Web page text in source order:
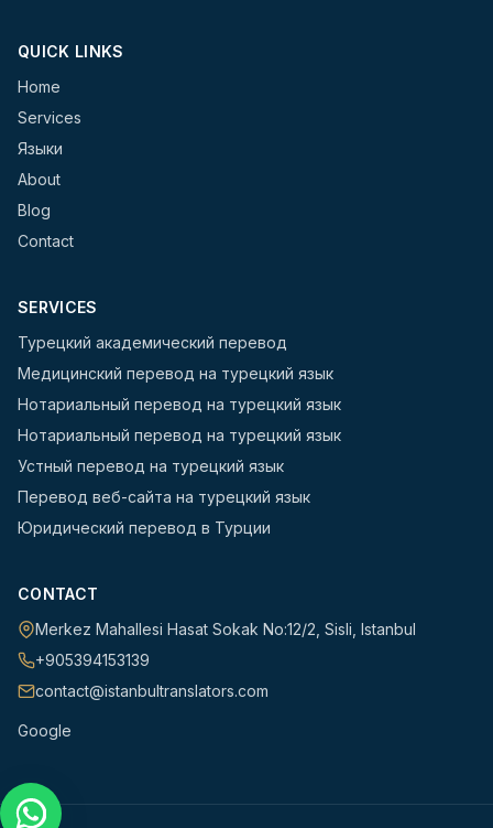
QUICK LINKS
Home
Services
Языки
About
Blog
Contact
SERVICES
Турецкий академический перевод
Медицинский перевод на турецкий язык
Нотариальный перевод на турецкий язык
Нотариальный перевод на турецкий язык
Устный перевод на турецкий язык
Перевод веб-сайта на турецкий язык
Юридический перевод в Турции
CONTACT
Merkez Mahallesi Hasat Sokak No:12/2 Sisli Istanbul
+905394153139
contact@istanbultranslators.com
Google